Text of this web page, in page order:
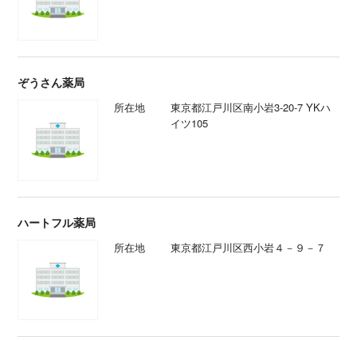
ぞうさん薬局
所在地
東京都江戸川区南小岩3-20-7 YKハ
イツ105
ハートフル薬局
所在地 東京都江戸川区西小岩４－９－７